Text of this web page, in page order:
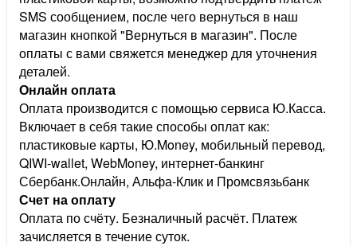
SMS сообщением, после чего вернуться в наш
магазин кнопкой "Вернуться в магазин". После
оплаты с вами свяжется менеджер для уточнения
деталей.
Онлайн оплата
Оплата производится с помощью сервиса Ю.Касса.
Включает в себя такие способы оплат как:
пластиковые карты, Ю.Money, мобильный перевод,
QIWI-wallet, WebMoney, интернет-банкинг
Сбербанк.Онлайн, Альфа-Клик и Промсвязьбанк
Счет на оплату
Оплата по счёту. Безналичный расчёт. Платеж
зачисляется в течение суток.